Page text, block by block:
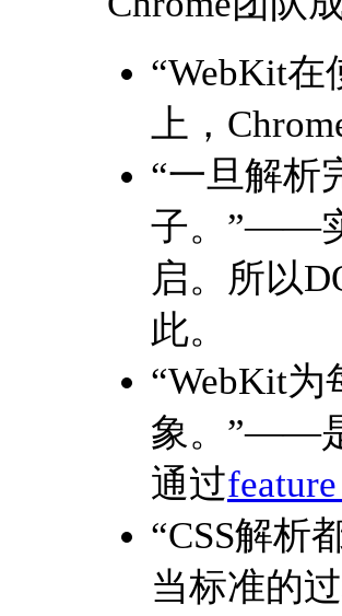
“WebKit
上，
“一旦解析
子。”——
启。所以
此。
“WebKit为
象。”——
通过
“CSS解析
当标准的